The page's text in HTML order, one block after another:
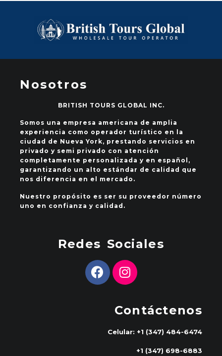
Nosotros
BRITISH TOURS GLOBAL INC.
Somos una empresa americana de amplia
experiencia como operador turístico en la
ciudad de Nueva York, prestando servicios en
privado y semi privado con atención
completamente personalizada y en español,
garantizando un alto estándar de calidad que
nos diferencia en el mercado.
Nuestro propósito es ser su proveedor número
uno en confianza y calidad.
Redes Sociales
Contáctenos
Celular: +1 (347) 484-6474
+1 (347) 698-6883